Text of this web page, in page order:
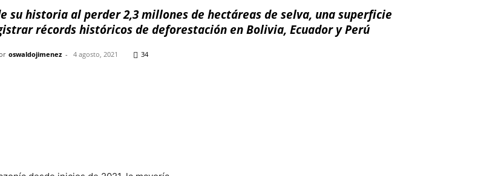
su historia al perder 2,3 millones de hectáreas de selva, una superficie
récords históricos de deforestación en Bolivia, Ecuador y Perú
oswaldojimenez - 4 agosto, 2021 34